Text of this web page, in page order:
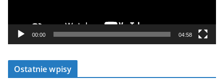
z
v
00:00 04:58
Ostatnie wpisy